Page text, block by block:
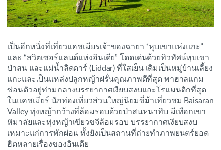
เป็นอีกหนึ่งที่เที่ยวแคชเมียรเจ้าของฉายา “หุบเขาแห่งแกะ”
และ “สวิตเซอร์แลนด์แห่งอินเดีย” โดดเด่นด้วยทิวทัศน์หุบเขา
ป่าสน และแม่น้ำลิดดาร์ (Liddar) ที่ใสเย็น เดิมเป็นหมู่บ้านเลี้ยง
แกะและเป็นแหล่งปลูกหญ้าฝรั่นคุณภาพดีที่สุด พาฮาลแกม
ซ่อนตัวอยู่ท่ามกลางบรรยากาศเงียบสงบและโรแมนติกที่สุด
ในแคชเมียร์ นักท่องเที่ยวส่วนใหญ่นิยมขี่ม้าเที่ยวชม Baisaran
Valley ทุ่งหญ้ากว้างที่ล้อมรอบด้วยป่าสนหนาทึบ มีเทือกเขา
หิมาลัยและทุ่งหญ้าเขียวขจีล้อมรอบ บรรยากาศเงียบสงบ
เหมาะแก่การพักผ่อน ทั้งยังเป็นสถานที่ถ่ายทำภาพยนตร์ยอด
ฮิตหลายเรื่องของอินเดีย